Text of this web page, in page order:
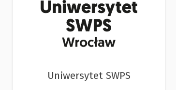
Uniwersytet SWPS